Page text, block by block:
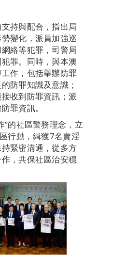
持與配合，指出局
變化，派員加強巡
絡等犯罪，司警局
罪。同時，與本澳
作，包括舉辦防罪
防罪知識及意識；
收到防罪資訊；派
罪資訊。
”的社區警務理念，立
行動，緝獲7名賣淫
緊密溝通，從多方
，共保社區治安穩